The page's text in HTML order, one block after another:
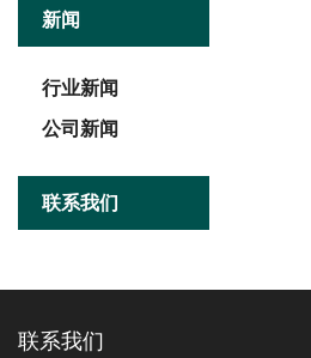
新闻
行业新闻
公司新闻
联系我们
联系我们